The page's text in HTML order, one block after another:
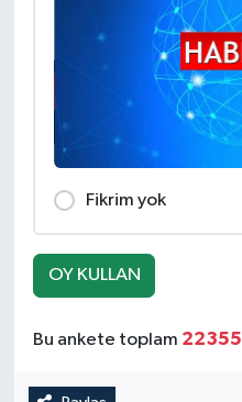
Fikrim yok
OY KULLAN
Bu ankete toplam 22355
ÜÇÜNCÜ SAYFA
Yemek
SEÇİM 2014
KİM KİMDİR
ÇEK GÖNDER